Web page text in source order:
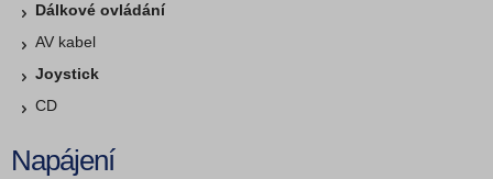
Dálkové ovládání
AV kabel
Joystick
CD
Napájení